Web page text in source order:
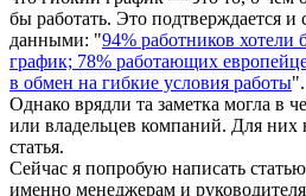
бы работать. Это подтверждается и
данными: "94% работников
график; 78% работающих
в обмен на гибкие условия работы".
Однако врядли та заметка могла в
или владельцев компаний. Для них
статья.
Сейчас я попробую написать
именно менеджерам и